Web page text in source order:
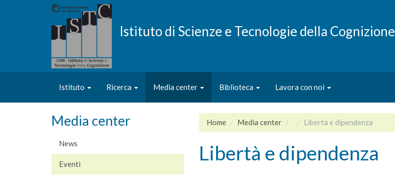
Istituto di Scienze e Tecnologie della Cognizione
Istituto Ricerca Media center Biblioteca Lavora con noi
Media center
News
Eventi
Home Media center Libertà e dipendenza
Libertà e dipendenza